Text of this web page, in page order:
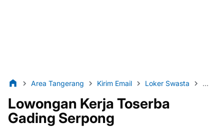
Area Tangerang Kirim Email Loker Swasta
Lowongan Kerja Toserba
Gading Serpong